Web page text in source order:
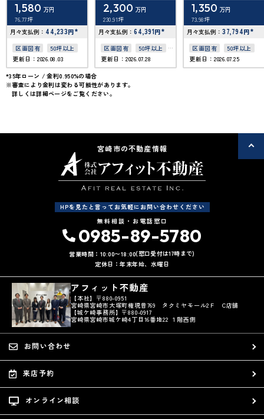
1,580 万円
76.77坪
月々支払例： 44,233円*
区画図有
50坪以上
更新日：2026.08.03
2,300 万円
230.91坪
月々支払例： 64,391円*
区画図有
50坪以上
上下水道完備
更新日：2026.07.28
1,350 万円
73.98坪
月々支払例： 37,794円*
区画図有
50坪以上
更新日：2026.07.25
*35年ローン / 金利0.950%の場合
※審査により金利は変わる可能性があります。
詳しくは詳細ページをご覧ください。
宮崎市の不動産情報
HPを見たと言ってお気軽にお問い合わせください
無料相談・お電話窓口
0985-89-5780
営業時間：10:00〜18:00(窓口受付は17時まで)
定休日：年末年始、水曜日
アフィット不動産
【本社】〒880-0951
宮崎県宮崎市大塚町権現昔769 タクミヤモール2Ｆ C店舗
【城ケ崎事務所】〒880-0917
宮崎県宮崎市城ケ崎4丁目16番地22 １階西側
お問い合わせ
来店予約
オンライン相談